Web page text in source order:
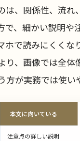
は、関係性、流れ
で、細かい説明や
ホで読みにくくな
り、画像では全体
方が実務では使い
本文に向いている
注意点の詳しい説明